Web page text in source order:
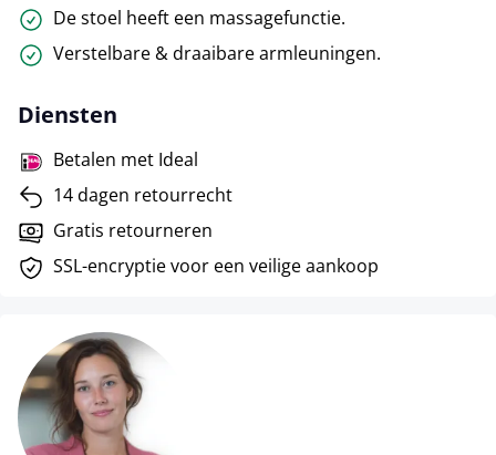
De stoel heeft een massagefunctie.
Verstelbare & draaibare armleuningen.
Diensten
Betalen met Ideal
14 dagen retourrecht
Gratis retourneren
SSL-encryptie voor een veilige aankoop